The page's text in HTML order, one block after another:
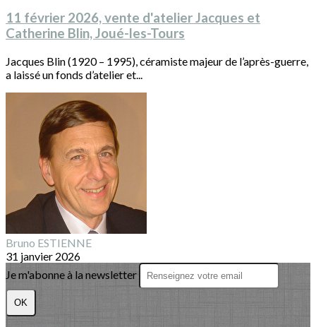
11 février 2026, vente d'atelier Jacques et
Catherine Blin, Joué-les-Tours
Jacques Blin (1920 – 1995), céramiste majeur de l’après-guerre,
a laissé un fonds d’atelier et...
Bruno ESTIENNE
31 janvier 2026
Je m'abonne à la newsletter
OK